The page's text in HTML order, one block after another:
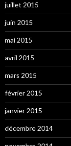
juillet 2015
juin 2015
mai 2015
avril 2015
mars 2015
février 2015
janvier 2015
décembre 2014